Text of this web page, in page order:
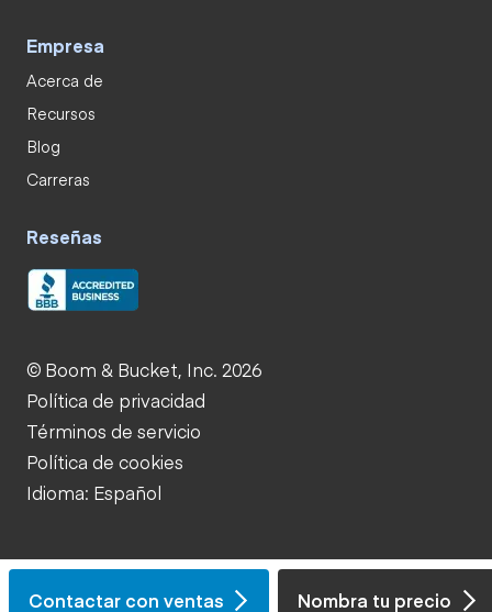
Contactar con ventas Nombra tu precio
Empresa
Acerca de
Recursos
Blog
Carreras
Reseñas
© Boom & Bucket, Inc. 2026
Política de privacidad
Términos de servicio
Política de cookies
Idioma: Español